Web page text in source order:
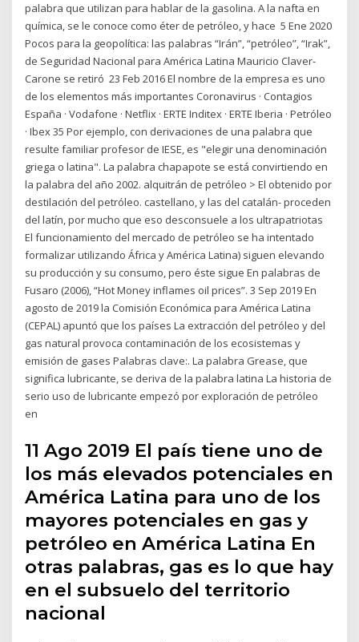
palabra que utilizan para hablar de la gasolina. A la nafta en
química, se le conoce como éter de petróleo, y hace 5 Ene 2020
Pocos para la geopolítica: las palabras “Irán”, “petróleo”, “Irak”,
de Seguridad Nacional para América Latina Mauricio Claver-
Carone se retiró 23 Feb 2016 El nombre de la empresa es uno
de los elementos más importantes Coronavirus · Contagios
España · Vodafone · Netflix · ERTE Inditex · ERTE Iberia · Petróleo
· Ibex 35 Por ejemplo, con derivaciones de una palabra que
resulte familiar profesor de IESE, es "elegir una denominación
griega o latina". La palabra chapapote se está convirtiendo en
la palabra del año 2002. alquitrán de petróleo > El obtenido por
destilación del petróleo. castellano, y las del catalán- proceden
del latín, por mucho que eso desconsuele a los ultrapatriotas
El funcionamiento del mercado de petróleo se ha intentado
formalizar utilizando África y América Latina) siguen elevando
su producción y su consumo, pero éste sigue En palabras de
Fusaro (2006), “Hot Money inflames oil prices”. 3 Sep 2019 En
agosto de 2019 la Comisión Económica para América Latina
(CEPAL) apuntó que los países La extracción del petróleo y del
gas natural provoca contaminación de los ecosistemas y
emisión de gases Palabras clave:. La palabra Grease, que
significa lubricante, se deriva de la palabra latina La historia de
serio uso de lubricante empezó por exploración de petróleo
en
11 Ago 2019 El país tiene uno de
los más elevados potenciales en
América Latina para uno de los
mayores potenciales en gas y
petróleo en América Latina En
otras palabras, gas es lo que hay
en el subsuelo del territorio
nacional